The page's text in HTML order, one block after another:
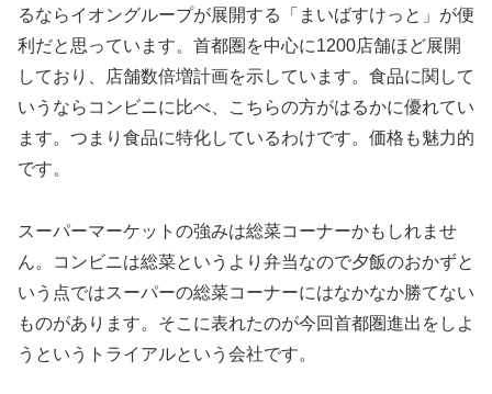
るならイオングループが展開する「まいばすけっと」が便
利だと思っています。首都圏を中心に1200店舗ほど展開
しており、店舗数倍増計画を示しています。食品に関して
いうならコンビニに比べ、こちらの方がはるかに優れてい
ます。つまり食品に特化しているわけです。価格も魅力的
です。
スーパーマーケットの強みは総菜コーナーかもしれませ
ん。コンビニは総菜というより弁当なので夕飯のおかずと
いう点ではスーパーの総菜コーナーにはなかなか勝てない
ものがあります。そこに表れたのが今回首都圏進出をしよ
うというトライアルという会社です。